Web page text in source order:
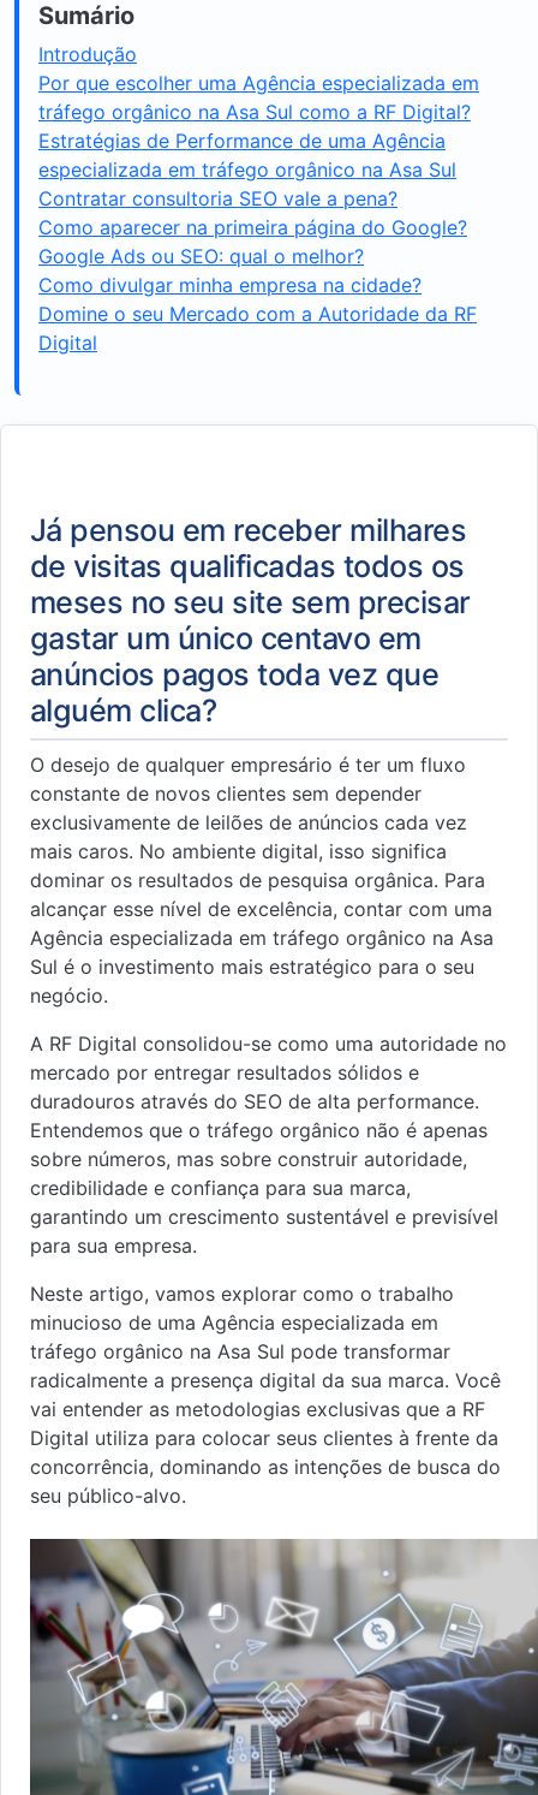
Sumário
Introdução
Por que escolher uma Agência especializada em
tráfego orgânico na Asa Sul como a RF Digital?
Estratégias de Performance de uma Agência
especializada em tráfego orgânico na Asa Sul
Contratar consultoria SEO vale a pena?
Como aparecer na primeira página do Google?
Google Ads ou SEO: qual o melhor?
Como divulgar minha empresa na cidade?
Domine o seu Mercado com a Autoridade da RF
Digital
Já pensou em receber milhares
de visitas qualificadas todos os
meses no seu site sem precisar
gastar um único centavo em
anúncios pagos toda vez que
alguém clica?
O desejo de qualquer empresário é ter um fluxo
constante de novos clientes sem depender
exclusivamente de leilões de anúncios cada vez
mais caros. No ambiente digital, isso significa
dominar os resultados de pesquisa orgânica. Para
alcançar esse nível de excelência, contar com uma
Agência especializada em tráfego orgânico na Asa
Sul é o investimento mais estratégico para o seu
negócio.
A RF Digital consolidou-se como uma autoridade no
mercado por entregar resultados sólidos e
duradouros através do SEO de alta performance.
Entendemos que o tráfego orgânico não é apenas
sobre números, mas sobre construir autoridade,
credibilidade e confiança para sua marca,
garantindo um crescimento sustentável e previsível
para sua empresa.
Neste artigo, vamos explorar como o trabalho
minucioso de uma Agência especializada em
tráfego orgânico na Asa Sul pode transformar
radicalmente a presença digital da sua marca. Você
vai entender as metodologias exclusivas que a RF
Digital utiliza para colocar seus clientes à frente da
concorrência, dominando as intenções de busca do
seu público-alvo.